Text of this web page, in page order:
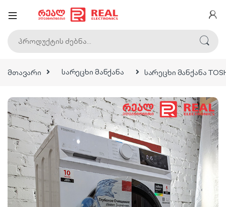
მთავარი სარეცხი მანქანა სარეცხი მანქანა